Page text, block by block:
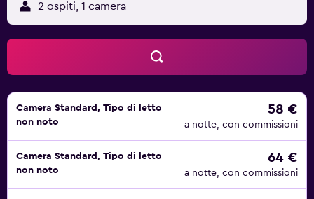
vicinanze. È possibile che siano a pagamento.
2 ospiti, 1 camera
Camera Standard, Tipo di letto
non noto
58 €
a notte, con commissioni
Camera Standard, Tipo di letto
non noto
64 €
a notte, con commissioni